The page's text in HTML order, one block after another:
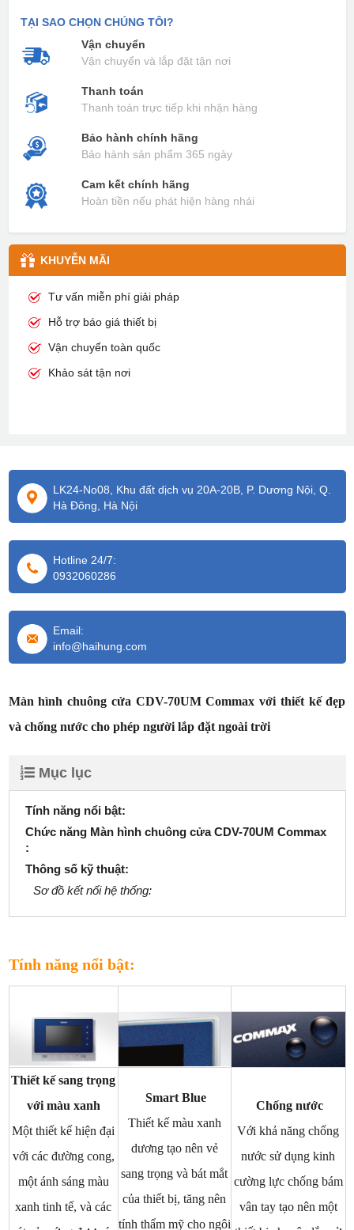
TẠI SAO CHỌN CHÚNG TÔI?
Vận chuyển
Vận chuyển và lắp đặt tận nơi
Thanh toán
Thanh toán trực tiếp khi nhận hàng
Bảo hành chính hãng
Bảo hành sản phẩm 365 ngày
Cam kết chính hãng
Hoàn tiền nếu phát hiện hàng nhái
KHUYỄN MÃI
Tư vấn miễn phí giải pháp
Hỗ trợ báo giá thiết bị
Vận chuyển toàn quốc
Khảo sát tận nơi
LK24-No08, Khu đất dịch vụ 20A-20B, P. Dương Nội, Q.
Hà Đông, Hà Nội
Hotline 24/7:
0932060286
Email:
info@haihung.com
Màn hình chuông cửa CDV-70UM Commax với thiết kế đẹp
và chống nước cho phép người lắp đặt ngoài trời
Mục lục
Tính năng nổi bật:
Chức năng Màn hình chuông cửa CDV-70UM Commax
:
Thông số kỹ thuật:
Sơ đồ kết nối hệ thống:
Tính năng nổi bật:
Thiết kế sang trọng
với màu xanh
Một thiết kế hiện đại
với các đường cong,
một ánh sáng màu
xanh tinh tế, và các
Smart Blue
Thiết kế màu xanh
dương tạo nên vẻ
sang trọng và bát mắt
của thiết bị, tăng nên
tính thẩm mỹ cho ngôi
Chống nước
Với khả năng chống
nước sử dụng kinh
cường lực chống bám
vân tay tạo nên một